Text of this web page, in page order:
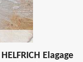
Elagage